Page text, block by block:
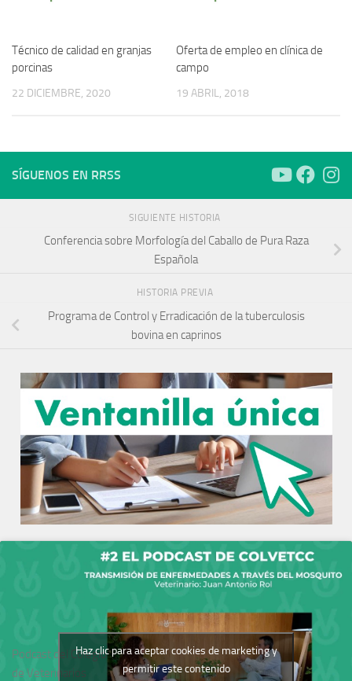
Técnico de calidad en granjas
porcinas
22 DICIEMBRE, 2020
Oferta de empleo en clínica de
campo
19 ABRIL, 2018
SÍGUENOS EN RRSS
SIGUIENTE HISTORIA
Conferencia sobre Morfología del Caballo de Pura Raza
Española
HISTORIA PREVIA
Programa de Control y Erradicación de la tuberculosis
bovina en caprinos
Podcast del Colegio
de Veterinarios
Haz clic para aceptar cookies de marketing y
permitir este contenido